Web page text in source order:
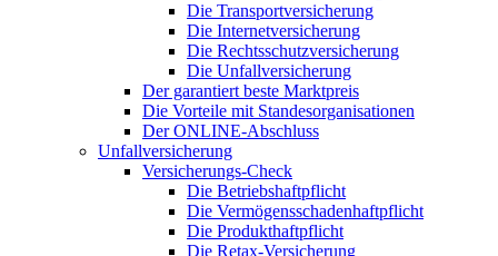
Die Transportversicherung
Die Internetversicherung
Die Rechtsschutzversicherung
Die Unfallversicherung
Der garantiert beste Marktpreis
Die Vorteile mit Standesorganisationen
Der ONLINE-Abschluss
Unfallversicherung
Versicherungs-Check
Die Betriebshaftpflicht
Die Vermögensschadenhaftpflicht
Die Produkthaftpflicht
Die Retax-Versicherung